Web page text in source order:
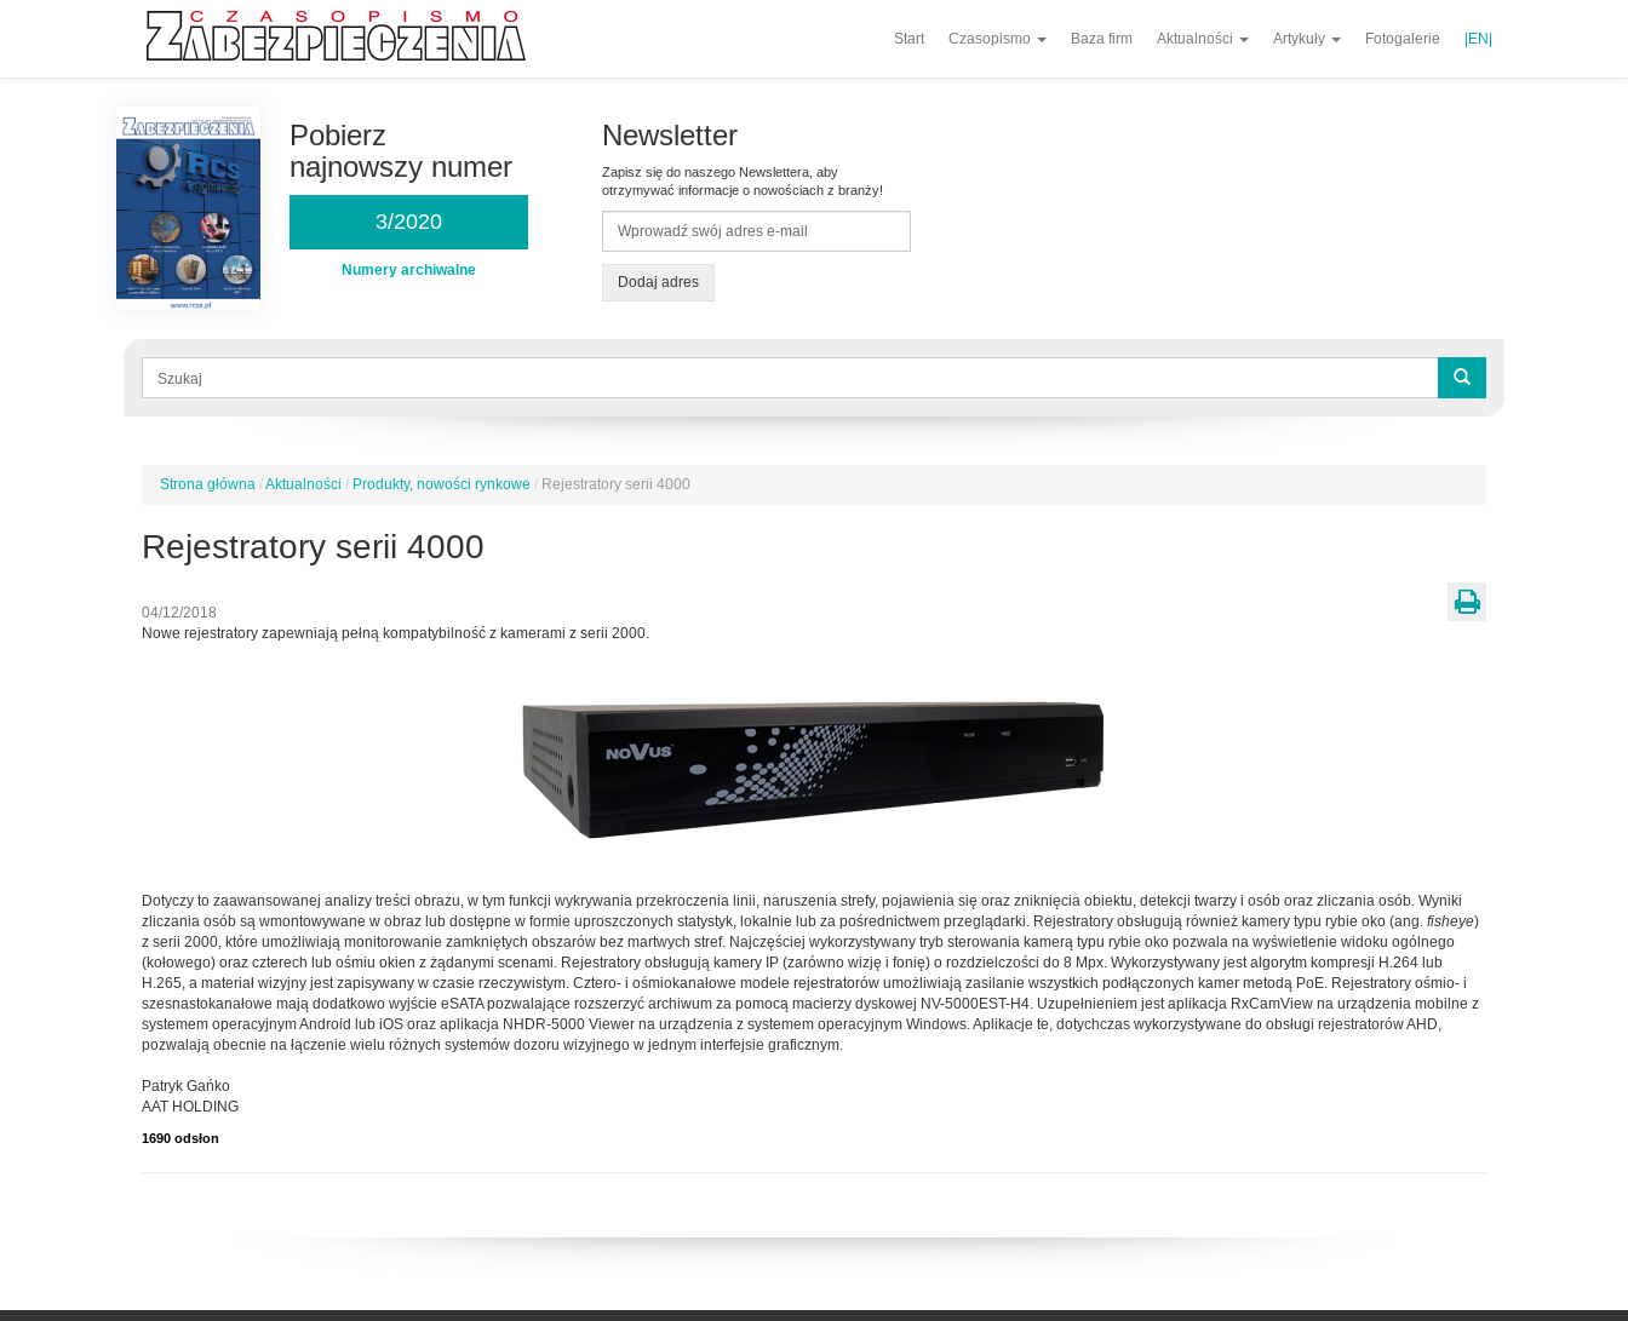
Start Czasopismo Baza firm Aktualności Artykuły Fotogalerie |EN|
Pobierz
najnowszy numer
3/2020
Numery archiwalne
Newsletter
Zapisz się do naszego Newslettera, aby
otrzymywać informacje o nowościach z branży!
Dodaj adres
Formularz
Jesteś
Strona główna /Aktualności / Produkty, nowości rynkowe / Rejestratory serii 4000
Rejestratory serii 4000
04/12/2018
Nowe rejestratory zapewniają pełną kompatybilność z kamerami z serii 2000.
Dotyczy to zaawansowanej analizy treści obrazu, w tym funkcji wykrywania przekroczenia linii, naruszenia strefy, pojawienia się oraz zniknięcia obiektu, detekcji twarzy i osób oraz zliczania osób. Wyniki
zliczania osób są wmontowywane w obraz lub dostępne w formie uproszczonych statystyk, lokalnie lub za pośrednictwem przeglądarki. Rejestratory obsługują również kamery typu rybie oko (ang. fisheye)
z serii 2000, które umożliwiają monitorowanie zamkniętych obszarów bez martwych stref. Najczęściej wykorzystywany tryb sterowania kamerą typu rybie oko pozwala na wyświetlenie widoku ogólnego
(kołowego) oraz czterech lub ośmiu okien z żądanymi scenami. Rejestratory obsługują kamery IP (zarówno wizję i fonię) o rozdzielczości do 8 Mpx. Wykorzystywany jest algorytm kompresji H.264 lub
H.265, a materiał wizyjny jest zapisywany w czasie rzeczywistym. Cztero- i ośmiokanałowe modele rejestratorów umożliwiają zasilanie wszystkich podłączonych kamer metodą PoE. Rejestratory ośmio- i
szesnastokanałowe mają dodatkowo wyjście eSATA pozwalające rozszerzyć archiwum za pomocą macierzy dyskowej NV-5000EST-H4. Uzupełnieniem jest aplikacja RxCamView na urządzenia mobilne z
systemem operacyjnym Android lub iOS oraz aplikacja NHDR-5000 Viewer na urządzenia z systemem operacyjnym Windows. Aplikacje te, dotychczas wykorzystywane do obsługi rejestratorów AHD,
pozwalają obecnie na łączenie wielu różnych systemów dozoru wizyjnego w jednym interfejsie graficznym.
Patryk Gańko
AAT HOLDING
1690 odsłon